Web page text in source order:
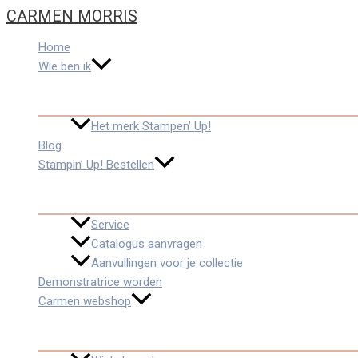
Ga
naar
inhoud
CARMEN MORRIS
Home
Wie ben ik
Het merk Stampen’ Up!
Blog
Stampin’ Up! Bestellen
Service
Catalogus aanvragen
Aanvullingen voor je collectie
Demonstratrice worden
Carmen webshop
Typ
hier...
Naam